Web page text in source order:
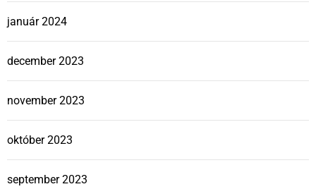
január 2024
december 2023
november 2023
október 2023
september 2023